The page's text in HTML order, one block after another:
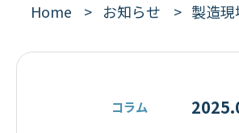
Home お知らせ 製造
コラム